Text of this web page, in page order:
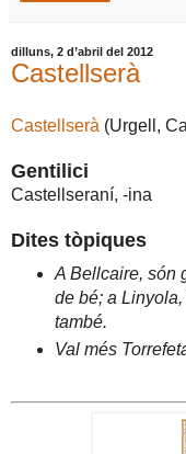
dilluns, 2 d’abril del 2012
Castellserà
Castellserà (Urgell,
Gentilici
Castellseraní, -ina
Dites tòpiques
A Bellcaire, són
de bé; a
també.
Val més